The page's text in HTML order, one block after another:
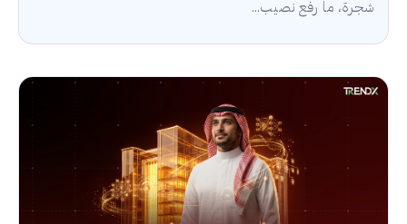
شجرة، ما رفع نصيب...